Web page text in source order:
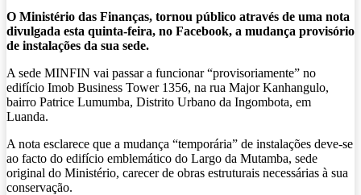
O Ministério das Finanças, tornou público através de uma nota
divulgada esta quinta-feira, no Facebook, a mudança provisório
de instalações da sua sede.
A sede MINFIN vai passar a funcionar “provisoriamente” no
edifício Imob Business Tower 1356, na rua Major Kanhangulo,
bairro Patrice Lumumba, Distrito Urbano da Ingombota, em
Luanda.
A nota esclarece que a mudança “temporária” de instalações deve-se
ao facto do edifício emblemático do Largo da Mutamba, sede
original do Ministério, carecer de obras estruturais necessárias à sua
conservação.